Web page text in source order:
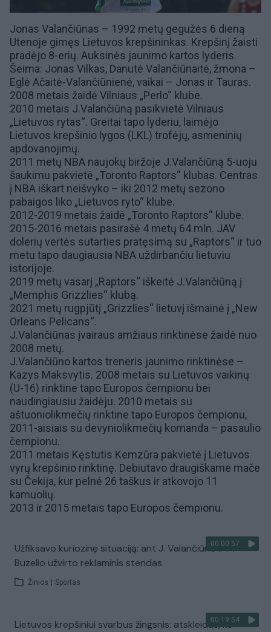
Jonas Valančiūnas – 1992 metų gegužės 6 dieną
Utenoje gimęs Lietuvos krepšininkas. Krepšinį žaisti
pradėjo 8-erių. Auksinės jaunimo kartos lyderis.
Šeima: Jonas Vilkas, Danutė Valančiūnaitė, žmona –
Eglė Ačaitė-Valančiūnienė, vaikai – Jonas ir Tauras.
2008 metais žaidė Vilniaus „Perlo“ klube.
2010 metais J.Valančiūną pasikvietė Vilniaus
„Lietuvos rytas“. Greitai tapo lyderiu, laimėjo
Lietuvos krepšinio lygos (LKL) trofėjų, asmeninių
apdovanojimų.
2011 metų NBA naujokų biržoje J.Valančiūną 5-uoju
šaukimu pakvietė „Toronto Raptors“ klubas. Centras
į NBA iškart neišvyko – iki 2012 metų sezono
pabaigos liko „Lietuvos ryto“ klube.
2012-2019 metais žaidė „Toronto Raptors“ klube.
2015-2016 metais pasirašė 4 metų 64 mln. JAV
dolerių vertės sutarties pratęsimą su „Raptors“ ir tuo
metu tapo daugiausia NBA uždirbančiu lietuviu
istorijoje.
2019 metų vasarį „Raptors“ iškeitė J.Valančiūną į
„Memphis Grizzlies“ klubą.
2021 metų rugpjūtį „Grizzlies“ lietuvį išmainė į „New
Orleans Pelicans“.
J.Valančiūnas įvairaus amžiaus rinktinėse žaidė nuo
2008 metų.
J.Valančiūno kartos treneris jaunimo rinktinėse –
Kazys Maksvytis. 2008 metais su Lietuvos vaikinų
(U-16) rinktine tapo Europos čempionu bei
naudingiausiu žaidėju. 2010 metais su
aštuoniolikmečių rinktine tapo Europos čempionu,
2011-aisiais su devyniolikmečių komanda – pasaulio
čempionu.
2011 metais Kęstutis Kemzūra pakvietė į Lietuvos
vyrų krepšinio rinktinę. Debiutavo draugiškame mače
su Čekija, kur pelnė 26 taškus ir atkovojo 11
kamuolių.
2013 ir 2015 metais tapo Europos čempionu.
00:00:57
Užfiksavo kuriozinę situaciją: ant J. Valančiūno ir M.
Buzelio užvirto reklaminis stendas
Žinios Sportas
00:19:54
Lietuvos krepšiniui svarbus žingsnis: atskleidus, ko